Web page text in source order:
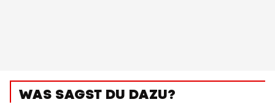
WAS SAGST DU DAZU?